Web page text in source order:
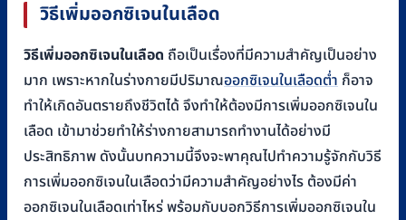
วิธีเพิ่มออกซิเจนในเลือด
วิธีเพิ่มออกซิเจนในเลือด ถือเป็นเรื่องที่มีความสำคัญเป็นอย่าง
มาก เพราะหากในร่างกายมีปริมาณออกซิเจนในเลือดต่ำ ก็อาจ
ทำให้เกิดอันตรายถึงชีวิตได้ จึงทำให้ต้องมีการเพิ่มออกซิเจนใน
เลือด เข้ามาช่วยทำให้ร่างกายสามารถทำงานได้อย่างมี
ประสิทธิภาพ ดังนั้นบทความนี้จึงจะพาคุณไปทำความรู้จักกับวิธี
การเพิ่มออกซิเจนในเลือดว่ามีความสำคัญอย่างไร ต้องมีค่า
ออกซิเจนในเลือดเท่าไหร่ พร้อมกับบอกวิธีการเพิ่มออกซิเจนใน